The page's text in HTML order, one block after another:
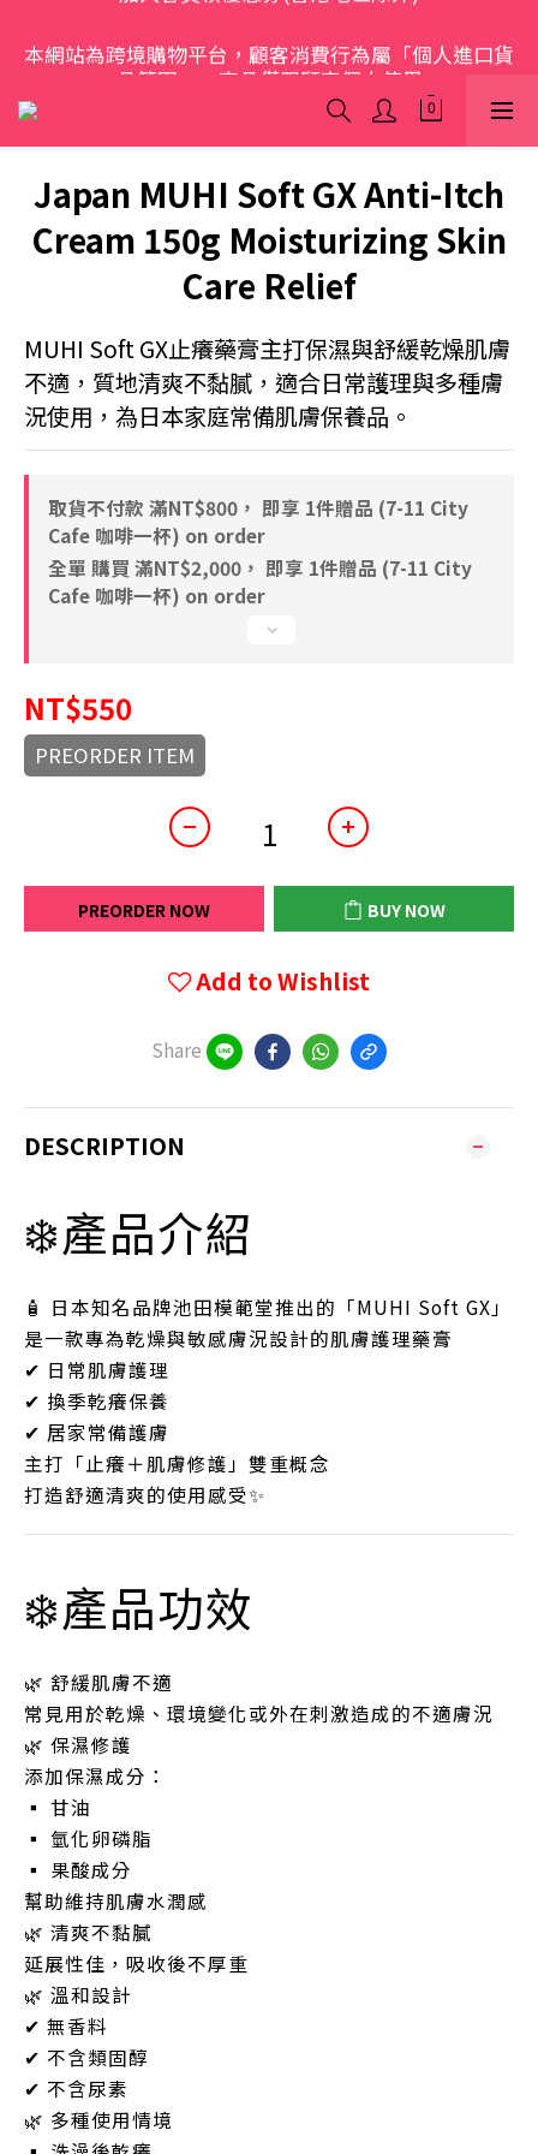
品範圍」，商品僅限顧客個人使用
歡迎光臨 S.A.W
Japan MUHI Soft GX Anti-Itch
Cream 150g Moisturizing Skin
Care Relief
MUHI Soft GX止癢藥膏主打保濕與舒緩乾燥肌膚
不適，質地清爽不黏膩，適合日常護理與多種膚
況使用，為日本家庭常備肌膚保養品。
取貨不付款 滿NT$800， 即享 1件贈品 (7-11 City
Cafe 咖啡一杯) on order
全單 購買 滿NT$2,000， 即享 1件贈品 (7-11 City
Cafe 咖啡一杯) on order
NT$550
PREORDER ITEM
PREORDER NOW BUY NOW
Add to Wishlist
Share
DESCRIPTION
❄️產品介紹
🧴 日本知名品牌池田模範堂推出的「MUHI Soft GX」
是一款專為乾燥與敏感膚況設計的肌膚護理藥膏
✔ 日常肌膚護理
✔ 換季乾癢保養
✔ 居家常備護膚
主打「止癢＋肌膚修護」雙重概念
打造舒適清爽的使用感受✨
❄️產品功效
🌿 舒緩肌膚不適
常見用於乾燥、環境變化或外在刺激造成的不適膚況
🌿 保濕修護
添加保濕成分：
▪ 甘油
▪ 氫化卵磷脂
▪ 果酸成分
幫助維持肌膚水潤感
🌿 清爽不黏膩
延展性佳，吸收後不厚重
🌿 溫和設計
✔ 無香料
✔ 不含類固醇
✔ 不含尿素
🌿 多種使用情境